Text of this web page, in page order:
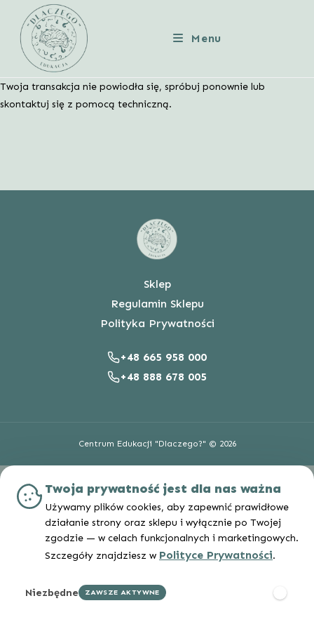
content
Menu
Twoja transakcja nie powiodła się, spróbuj ponownie lub
skontaktuj się z pomocą techniczną.
Sklep
Regulamin Sklepu
Polityka Prywatności
+48 665 958 000
+48 888 678 005
Centrum Edukacji "Dlaczego?" © 2026
Twoja prywatność jest dla nas ważna
Używamy plików cookies, aby zapewnić prawidłowe
działanie strony oraz sklepu i wyłącznie po Twojej
zgodzie — w celach funkcjonalnych i marketingowych.
Szczegóły znajdziesz w Polityce Prywatności.
Niezbędne ZAWSZE AKTYWNE